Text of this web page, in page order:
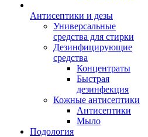
Антисептики и дезы
Универсальные
средства для стирки
Дезинфицирующие
средства
Концентраты
Быстрая
дезинфекция
Кожные антисептики
Антисептики
Мыло
Подология